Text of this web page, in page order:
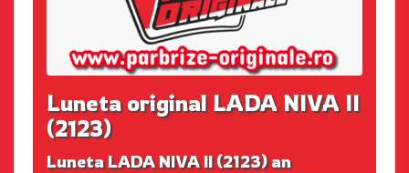
Luneta original LADA NIVA II
(2123)
Luneta LADA NIVA II (2123) an